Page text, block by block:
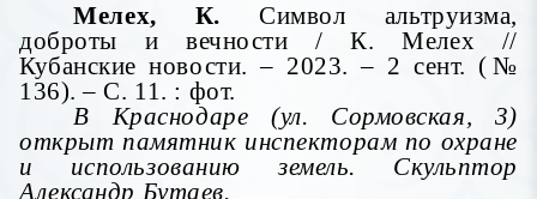
Мелех, К.Символ альтруизма,
доброты и вечности / К. Мелех //
Кубанские новости. – 2023. – 2 сент. (№
136). – С. 11. : фот.
В Краснодаре (ул. Сормовская, 3)
открыт памятник инспекторам по охране
и использованию земель. Скульптор
Александр Бутаев.